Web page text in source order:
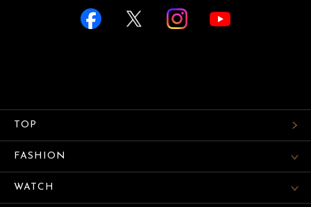
TOP
FASHION
WATCH